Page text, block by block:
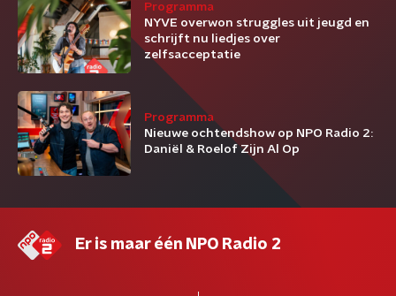
Programma
NYVE overwon struggles uit jeugd en
schrijft nu liedjes over
zelfsacceptatie
Programma
Nieuwe ochtendshow op NPO Radio 2:
Daniël & Roelof Zijn Al Op
Er is maar één NPO Radio 2